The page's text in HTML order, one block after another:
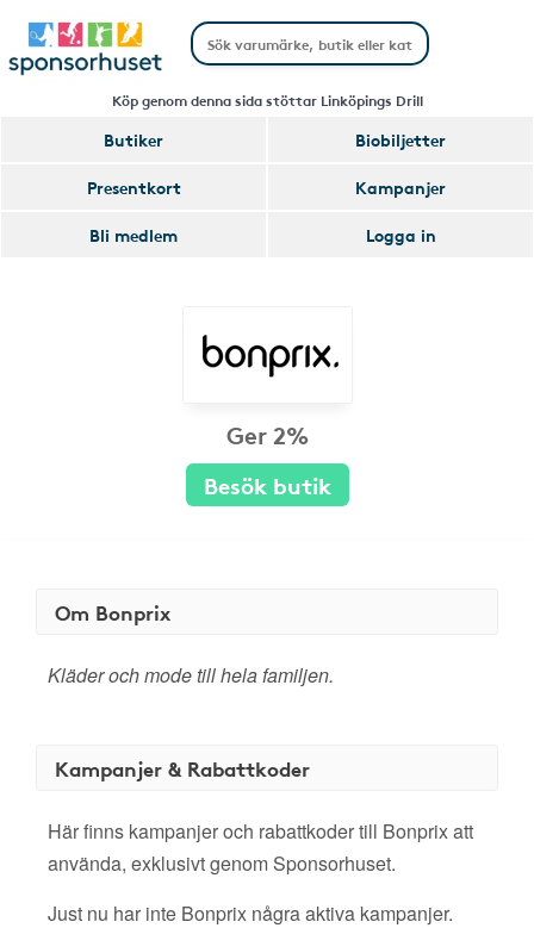
Köp genom denna sida stöttar Linköpings Drill
Butiker
Biobiljetter
Presentkort
Kampanjer
Bli medlem
Logga in
Ger 2%
Besök butik
Om Bonprix
Kläder och mode till hela familjen.
Kampanjer & Rabattkoder
Här finns kampanjer och rabattkoder till Bonprix att
använda, exklusivt genom Sponsorhuset.
Just nu har inte Bonprix några aktiva kampanjer.